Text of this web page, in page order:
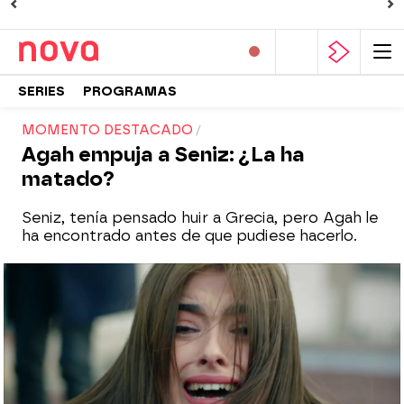
SERIES PROGRAMAS
MOMENTO DESTACADO
Agah empuja a Seniz: ¿La ha
matado?
Seniz, tenía pensado huir a Grecia, pero Agah le
ha encontrado antes de que pudiese hacerlo.
Nova